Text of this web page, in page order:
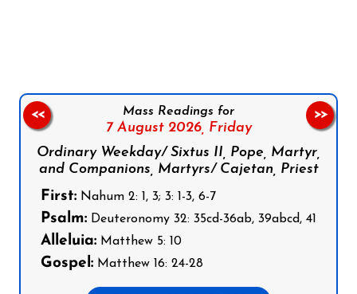
Mass Readings for
7 August 2026, Friday
Ordinary Weekday/ Sixtus II, Pope, Martyr,
and Companions, Martyrs/ Cajetan, Priest
First: Nahum 2: 1, 3; 3: 1-3, 6-7
Psalm: Deuteronomy 32: 35cd-36ab, 39abcd, 41
Alleluia: Matthew 5: 10
Gospel: Matthew 16: 24-28
<< >>